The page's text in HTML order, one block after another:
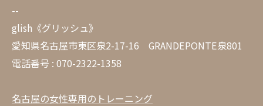
--
glish《グリッシュ》
愛知県名古屋市東区泉2-17-16 GRANDEPONTE泉801
電話番号 : 070-2322-1358
名古屋の女性専用のトレーニング